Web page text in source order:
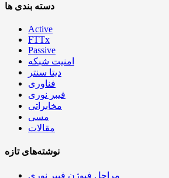
دسته بندی ها
Active
FTTx
Passive
امنیت شبکه
دیتا سنتر
فناوری
فیبر نوری
مخابراتی
مسی
مقالات
نوشته‌های تازه
مراحل فیوژن فیبر نوری